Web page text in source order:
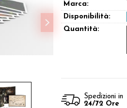
Marca:
Disponibilità:
Quantità:
Spedizioni in
24/72 Ore